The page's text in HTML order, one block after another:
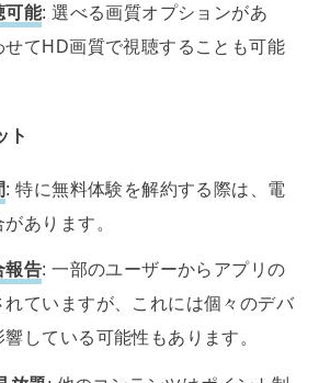
可能: 選べる画質オプションがあ
せてHD画質で視聴することも可能
ト
: 特に無料体験を解約する際は、電
あります。
報告: 一部のユーザーからアプリの
れていますが、これには個々のデバ
している可能性もあります。